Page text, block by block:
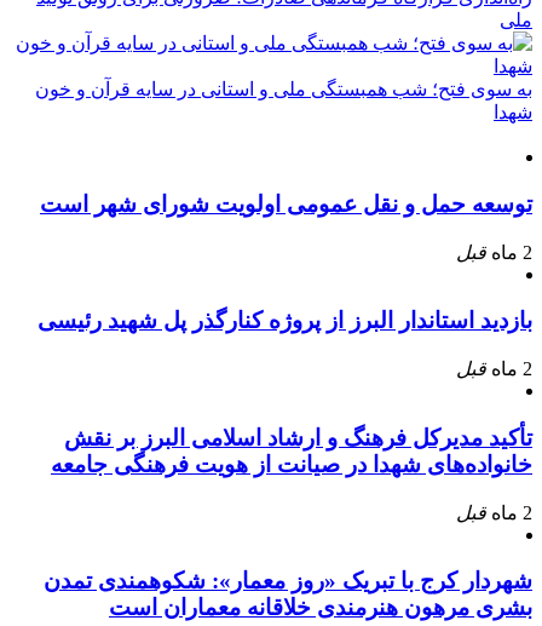
ملی
به سوی فتح؛ شب همبستگی ملی و استانی در سایه قرآن و خون
شهدا
توسعه حمل و نقل عمومی اولویت شورای شهر است
2 ماه قبل
بازدید استاندار البرز از پروژه کنارگذر پل شهید رئیسی
2 ماه قبل
تأکید مدیرکل فرهنگ و ارشاد اسلامی البرز بر نقش
خانواده‌های شهدا در صیانت از هویت فرهنگی جامعه
2 ماه قبل
شهردار کرج با تبریک «روز معمار»: شکوهمندی تمدن
بشری مرهون هنرمندی خلاقانه معماران است